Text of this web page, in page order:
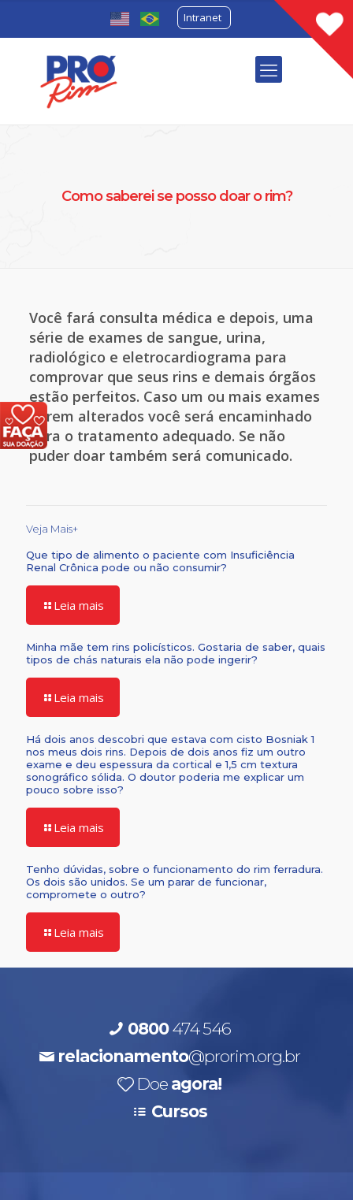
Intranet
Como saberei se posso doar o rim?
Você fará consulta médica e depois, uma
série de exames de sangue, urina,
radiológico e eletrocardiograma para
comprovar que seus rins e demais órgãos
estão perfeitos. Caso um ou mais exames
derem alterados você será encaminhado
para o tratamento adequado. Se não
puder doar também será comunicado.
Veja Mais+
Que tipo de alimento o paciente com Insuficiência
Renal Crônica pode ou não consumir?
Leia mais
Minha mãe tem rins policísticos. Gostaria de saber, quais
tipos de chás naturais ela não pode ingerir?
Leia mais
Há dois anos descobri que estava com cisto Bosniak 1
nos meus dois rins. Depois de dois anos fiz um outro
exame e deu espessura da cortical e 1,5 cm textura
sonográfico sólida. O doutor poderia me explicar um
pouco sobre isso?
Leia mais
Tenho dúvidas, sobre o funcionamento do rim ferradura.
Os dois são unidos. Se um parar de funcionar,
compromete o outro?
Leia mais
0800474 546
relacionamento@prorim.org.br
Doe agora!
Cursos